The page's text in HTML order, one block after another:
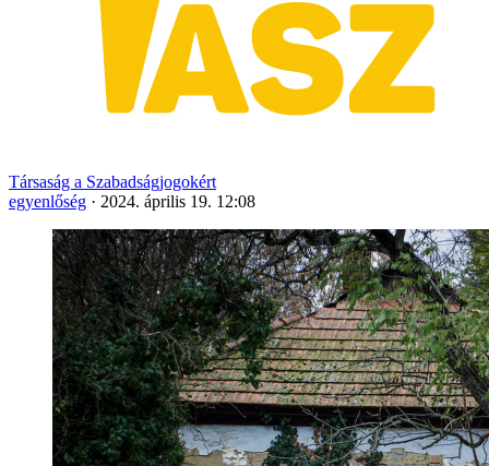
Társaság a Szabadságjogokért
egyenlőség · 2024. április 19. 12:08